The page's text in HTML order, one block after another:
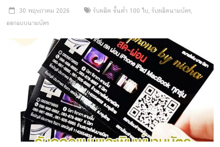
บรรจุ
ภัณฑ์
ฉลาก
ครบ
วงจร
ฟอยล์
30 พฤษภาคม 2026 รับผลิต ขั้นต่ำ 100 ใบ,รับผลิตนามบัตร,
ออกแบบนามบัตร